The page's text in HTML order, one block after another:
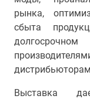
рынка,
сбыта
Выставка